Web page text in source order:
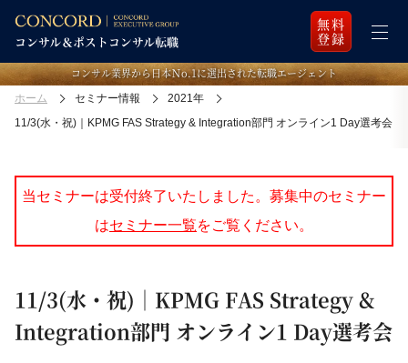
無料
登録
コンサル業界から日本Ｎo.1に選出された転職エージェント
ホーム セミナー情報
2021年
11/3(水・祝)｜KPMG FAS Strategy & Integration部門 オンライン1 Day選考会
当セミナーは受付終了いたしました。募集中のセミナー
はセミナー一覧をご覧ください。
11/3(水・祝)｜KPMG FAS Strategy &
Integration部門 オンライン1 Day選考会